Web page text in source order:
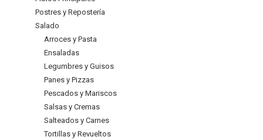
Postres y Repostería
Salado
Arroces y Pasta
Ensaladas
Legumbres y Guisos
Panes y Pizzas
Pescados y Mariscos
Salsas y Cremas
Salteados y Carnes
Tortillas y Revueltos